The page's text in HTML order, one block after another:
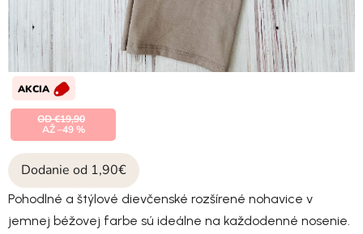
Dodanie od 1,90€
Pohodlné a štýlové dievčenské rozšírené nohavice v
jemnej béžovej farbe sú ideálne na každodenné nosenie.
AKCIA
OD €19,90
AŽ –49 %